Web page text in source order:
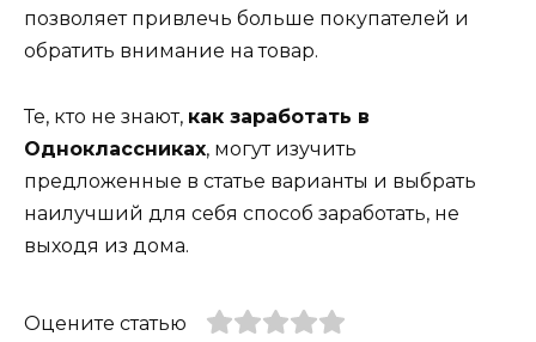
позволяет привлечь больше покупателей и
обратить внимание на товар.
Те, кто не знают, как заработать в
Одноклассниках, могут изучить
предложенные в статье варианты и выбрать
наилучший для себя способ заработать, не
выходя из дома.
Оцените статью